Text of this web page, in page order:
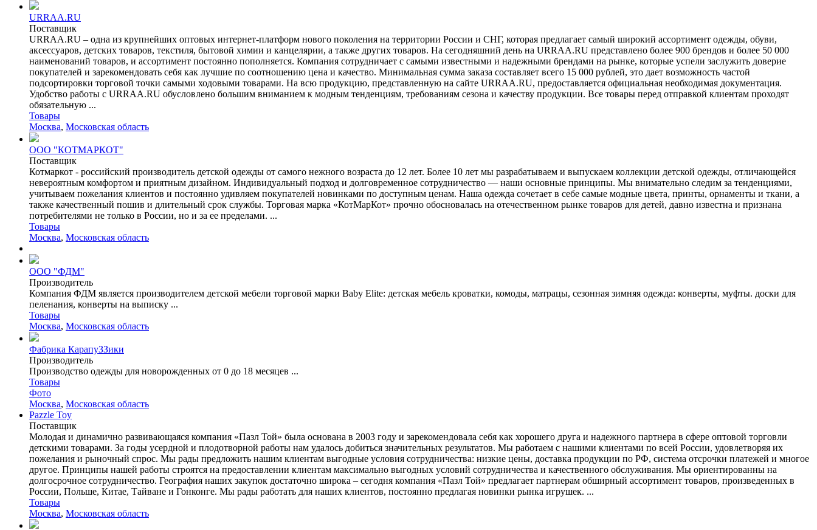
URRAA.RU
Поставщик
URRAA.RU – одна из крупнейших оптовых интернет-платформ нового поколения на территории России и СНГ, которая предлагает самый широкий ассортимент одежды, обуви,
аксессуаров, детских товаров, текстиля, бытовой химии и канцелярии, а также других товаров. На сегодняшний день на URRAA.RU представлено более 900 брендов и более 50 000
наименований товаров, и ассортимент постоянно пополняется. Компания сотрудничает с самыми известными и надежными брендами на рынке, которые успели заслужить доверие
покупателей и зарекомендовать себя как лучшие по соотношению цена и качество. Минимальная сумма заказа составляет всего 15 000 рублей, это дает возможность частой
подсортировки торговой точки самыми ходовыми товарами. На всю продукцию, представленную на сайте URRAA.RU, предоставляется официальная необходимая документация.
Удобство работы с URRAA.RU обусловлено большим вниманием к модным тенденциям, требованиям сезона и качеству продукции. Все товары перед отправкой клиентам проходят
обязательную ...
Товары
Москва, Московская область
ООО "КОТМАРКОТ"
Поставщик
Котмаркот - российский производитель детской одежды от самого нежного возраста до 12 лет. Более 10 лет мы разрабатываем и выпускаем коллекции детской одежды, отличающейся
невероятным комфортом и приятным дизайном. Индивидуальный подход и долговременное сотрудничество — наши основные принципы. Мы внимательно следим за тенденциями,
учитываем пожелания клиентов и постоянно удивляем покупателей новинками по доступным ценам. Наша одежда сочетает в себе самые модные цвета, принты, орнаменты и ткани, а
также качественный пошив и длительный срок службы. Торговая марка «КотМарКот» прочно обосновалась на отечественном рынке товаров для детей, давно известна и признана
потребителями не только в России, но и за ее пределами. ...
Товары
Москва, Московская область
ООО "ФДМ"
Производитель
Компания ФДМ является производителем детской мебели торговой марки Baby Elite: детская мебель кроватки, комоды, матрацы, сезонная зимняя одежда: конверты, муфты. доски для
пеленания, конверты на выписку ...
Товары
Москва, Московская область
Фабрика КарапуЗЗики
Производитель
Производство одежды для новорожденных от 0 до 18 месяцев ...
Товары
Фото
Москва, Московская область
Pazzle Toy
Поставщик
Молодая и динамично развивающаяся компания «Пазл Той» была основана в 2003 году и зарекомендовала себя как хорошего друга и надежного партнера в сфере оптовой торговли
детскими товарами. За годы усердной и плодотворной работы нам удалось добиться значительных результатов. Мы работаем с нашими клиентами по всей России, удовлетворяя их
пожелания и рыночный спрос. Мы рады предложить нашим клиентам выгодные условия сотрудничества: низкие цены, доставка продукции по РФ, система отсрочки платежей и многое
другое. Принципы нашей работы строятся на предоставлении клиентам максимально выгодных условий сотрудничества и качественного обслуживания. Мы ориентированны на
долгосрочное сотрудничество. География наших закупок достаточно широка – сегодня компания «Пазл Той» предлагает партнерам обширный ассортимент товаров, произведенных в
России, Польше, Китае, Тайване и Гонконге. Мы рады работать для наших клиентов, постоянно предлагая новинки рынка игрушек. ...
Товары
Москва, Московская область